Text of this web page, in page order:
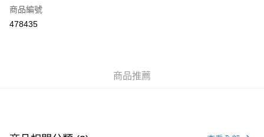
Apple Pay
商品編號
478435
商品推薦